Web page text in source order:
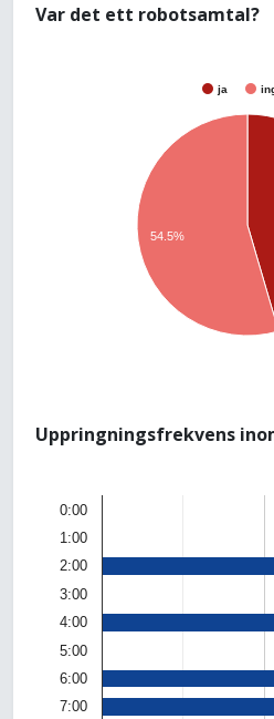
Var det ett robotsamtal?
ja
54.5%
Uppringningsfrekvens
0:00
1:00
2:00
3:00
4:00
5:00
6:00
7:00